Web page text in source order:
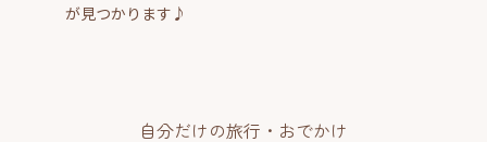
が見つかります♪
自分だけの旅行・おでかけ